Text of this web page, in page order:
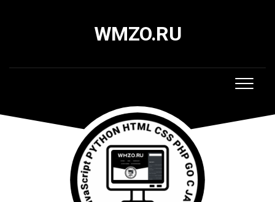
WMZO.RU